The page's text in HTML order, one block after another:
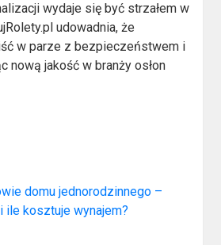
wydaje się być strzałem w
udowadnia, że
w parze z bezpieczeństwem i
nową jakość w branży osłon
domu jednorodzinnego –
ile kosztuje wynajem?